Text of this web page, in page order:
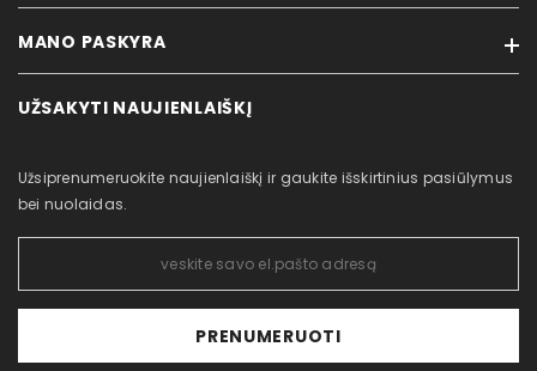
Pardavimo sąlygos
Atsiliepimai / Klientų aptarnavimas
Partneriams
Prekiniai ženklai
Nauji produktai
MANO PASKYRA
Mano paskyra
Įsigytos prekės
UŽSAKYTI NAUJIENLAIŠKĮ
Užsiprenumeruokite naujienlaiškį ir gaukite išskirtinius pasiūlymus
bei nuolaidas.
PRENUMERUOTI